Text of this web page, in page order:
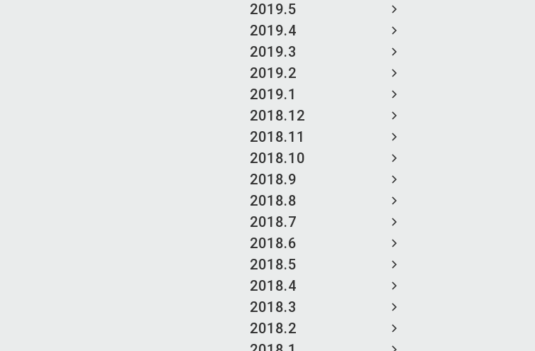
2019.5
2019.4
2019.3
2019.2
2019.1
2018.12
2018.11
2018.10
2018.9
2018.8
2018.7
2018.6
2018.5
2018.4
2018.3
2018.2